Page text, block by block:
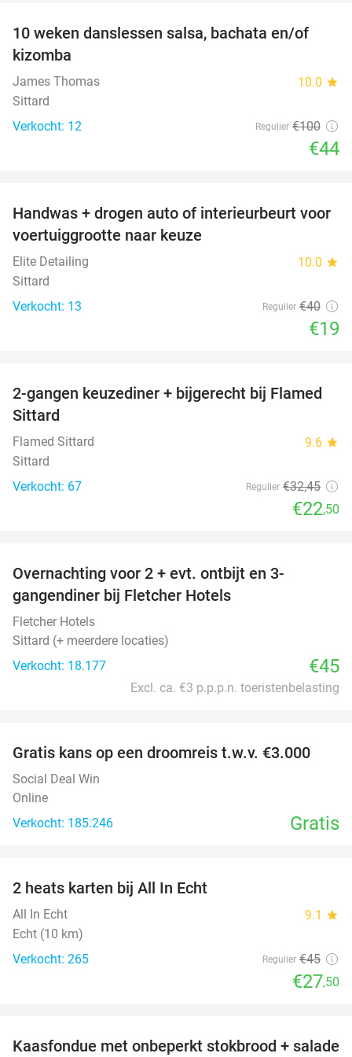
56%
10 weken danslessen salsa, bachata en/of
kizomba
James Thomas 10.0 star
Sittard
Verkocht: 12
Regulier €100
€44
53%
Handwas + drogen auto of interieurbeurt voor
voertuiggrootte naar keuze
Elite Detailing 10.0 star
Sittard
Verkocht: 13
Regulier €40
€19
31%
2-gangen keuzediner + bijgerecht bij Flamed
Sittard
Flamed Sittard 9.6 star
Sittard
Verkocht: 67
Regulier €32,45
€22,50
Overnachting voor 2 + evt. ontbijt en 3-
gangendiner bij Fletcher Hotels
Fletcher Hotels
Sittard (+ meerdere locaties)
Verkocht: 18.177
€45
Excl. ca. €3 p.p.p.n. toeristenbelasting
Gratis kans op een droomreis t.w.v. €3.000
Social Deal Win
Online
Verkocht: 185.246
Gratis
2 heats karten bij All In Echt
All In Echt 9.1 star
Echt (10 km)
Verkocht: 265
Regulier €45
€27,50
Kaasfondue met onbeperkt stokbrood + salade